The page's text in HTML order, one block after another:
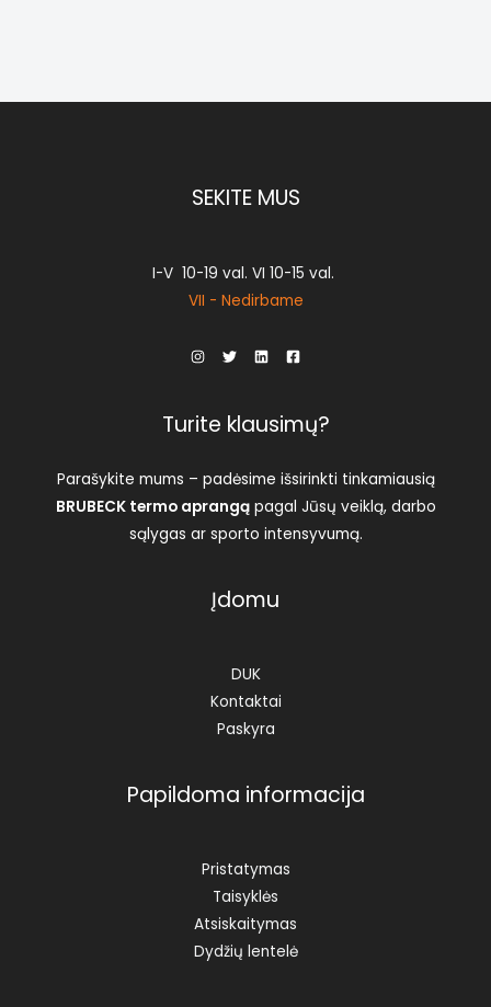
SEKITE MUS
I-V 10-19 val. VI 10-15 val.
VII - Nedirbame
Turite klausimų?
Parašykite mums – padėsime išsirinkti tinkamiausią
BRUBECK termo aprangąpagal Jūsų veiklą, darbo
sąlygas ar sporto intensyvumą.
Įdomu
DUK
Kontaktai
Paskyra
Papildoma informacija
Pristatymas
Taisyklės
Atsiskaitymas
Dydžių lentelė